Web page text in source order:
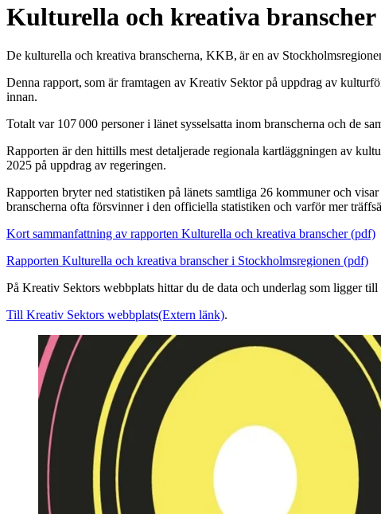
Kulturella och kreativa
De kulturella och kreativa branscherna, KKB, är en av
Denna rapport, som är framtagen av Kreativ Sektor på uppdrag av
innan.
Totalt var 107 000 personer i länet sysselsatta inom branscherna och de
Rapporten är den hittills mest detaljerade regionala kartläggningen av
2025 på uppdrag av regeringen.
Rapporten bryter ned statistiken på länets samtliga 26 kommuner och
branscherna ofta försvinner i den officiella statistiken och varför mer
Kort sammanfattning av rapporten Kulturella och kreativa branscher (pdf)
Rapporten Kulturella och kreativa branscher i Stockholmsregionen (pdf)
På Kreativ Sektors webbplats hittar du de data och underlag som ligger
Till Kreativ Sektors webbplats(Extern länk).